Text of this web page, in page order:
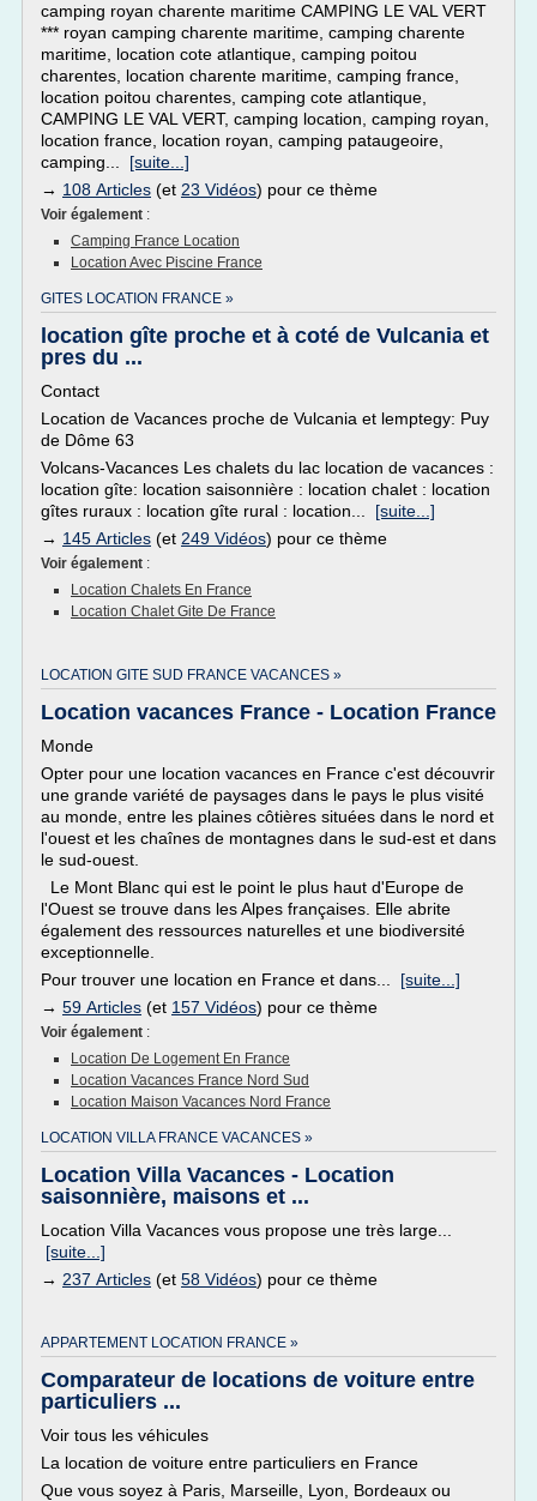
camping royan charente maritime CAMPING LE VAL VERT
*** royan camping charente maritime, camping charente
maritime, location cote atlantique, camping poitou
charentes, location charente maritime, camping france,
location poitou charentes, camping cote atlantique,
CAMPING LE VAL VERT, camping location, camping royan,
location france, location royan, camping pataugeoire,
camping... [suite...]
→ 108 Articles (et 23 Vidéos) pour ce thème
Voir également :
Camping France Location
Location Avec Piscine France
GITES LOCATION FRANCE »
location gîte proche et à coté de Vulcania et
pres du ...
Contact
Location de Vacances proche de Vulcania et lemptegy: Puy
de Dôme 63
Volcans-Vacances Les chalets du lac location de vacances :
location gîte: location saisonnière : location chalet : location
gîtes ruraux : location gîte rural : location... [suite...]
→ 145 Articles (et 249 Vidéos) pour ce thème
Voir également :
Location Chalets En France
Location Chalet Gite De France
LOCATION GITE SUD FRANCE VACANCES »
Location vacances France - Location France
Monde
Opter pour une location vacances en France c'est découvrir
une grande variété de paysages dans le pays le plus visité
au monde, entre les plaines côtières situées dans le nord et
l'ouest et les chaînes de montagnes dans le sud-est et dans
le sud-ouest.
Le Mont Blanc qui est le point le plus haut d'Europe de
l'Ouest se trouve dans les Alpes françaises. Elle abrite
également des ressources naturelles et une biodiversité
exceptionnelle.
Pour trouver une location en France et dans... [suite...]
→ 59 Articles (et 157 Vidéos) pour ce thème
Voir également :
Location De Logement En France
Location Vacances France Nord Sud
Location Maison Vacances Nord France
LOCATION VILLA FRANCE VACANCES »
Location Villa Vacances - Location
saisonnière, maisons et ...
Location Villa Vacances vous propose une très large...
[suite...]
→ 237 Articles (et 58 Vidéos) pour ce thème
APPARTEMENT LOCATION FRANCE »
Comparateur de locations de voiture entre
particuliers ...
Voir tous les véhicules
La location de voiture entre particuliers en France
Que vous soyez à Paris, Marseille, Lyon, Bordeaux ou